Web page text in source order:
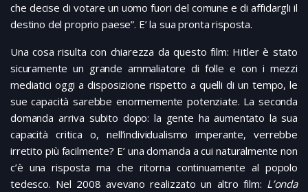
che decise di votare un uomo fuori del comune e di affidargli il
destino del proprio paese”. E’ la sua pronta risposta.
Una cosa risulta con chiarezza da questo film: Hitler è stato
sicuramente un grande ammaliatore di folle e con i mezzi
mediatici oggi a disposizione rispetto a quelli di un tempo, le
sue capacità sarebbe enormemente potenziate. La seconda
domanda arriva subito dopo: la gente ha aumentato la sua
capacità critica o, nell’individualismo imperante, verrebbe
irretito più facilmente? E’ una domanda a cui naturalmente non
c’è una risposta ma che ritorna continuamente al popolo
tedesco. Nel 2008 avevano realizzato un altro film: L’onda